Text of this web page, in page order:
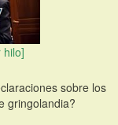
hilo]
sobre los
gringolandia?